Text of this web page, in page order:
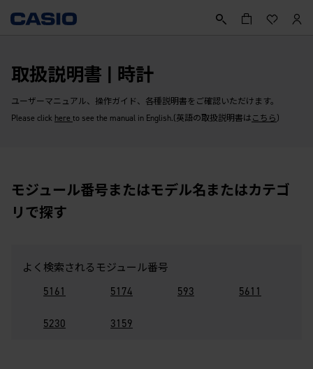
取扱説明書 | 時計
ユーザーマニュアル、操作ガイド、各種説明書をご確認いただけます。
Please click here to see the manual in English.(英語の取扱説明書はこちら)
モジュール番号またはモデル名またはカテゴ
リで探す
よく検索されるモジュール番号
5161
5174 593 5611
5230 3159